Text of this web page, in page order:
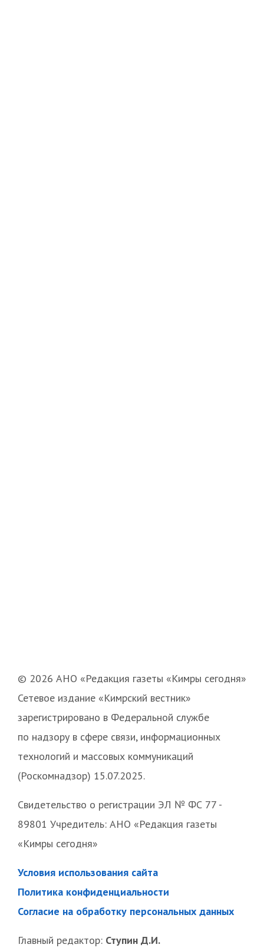
© 2026 АНО «Редакция газеты «Кимры сегодня»
Сетевое издание «Кимрский вестник»
зарегистрировано в Федеральной службе
по надзору в сфере связи, информационных
технологий и массовых коммуникаций
(Роскомнадзор) 15.07.2025.
Свидетельство о регистрации ЭЛ № ФС 77 -
89801 Учредитель: АНО «Редакция газеты
«Кимры сегодня»
Условия использования сайта
Политика конфиденциальности
Согласие на обработку персональных данных
Главный редактор: Ступин Д.И.